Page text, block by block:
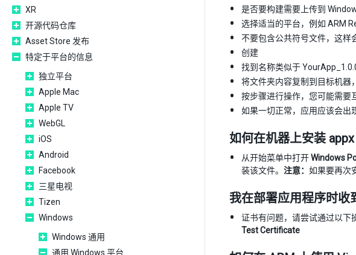
XR
开源代码仓库
Asset Store 发布
特定于平台的信息
独立平台
Apple Mac
Apple TV
WebGL
iOS
Android
Facebook
三星电视
Tizen
Windows
Windows 通用
通用 Windows 平台
是否要构建需要上传到
选择适当的平台，例如 ARM
不要包含公共符号文件，这样
创建
找到名称类似于
将文件夹内容复制到目标机器
按步骤进行操作，您可能需要
如果一切正常，应用应该会出
如何在机器上安装 appx
从开始菜单中打开Windows
装该文件。 注意： 如果要再次
我在部署应用程序时收
证书有问题，请尝试通过以下
Test Certificate